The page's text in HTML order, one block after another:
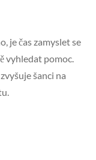
je čas zamyslet se
vyhledat pomoc.
šanci na